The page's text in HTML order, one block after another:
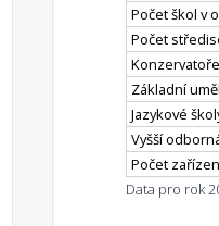
Počet škol v
Počet
Konzervatoře
Základní
Jazykové
Vyšší
Počet
Data pro rok